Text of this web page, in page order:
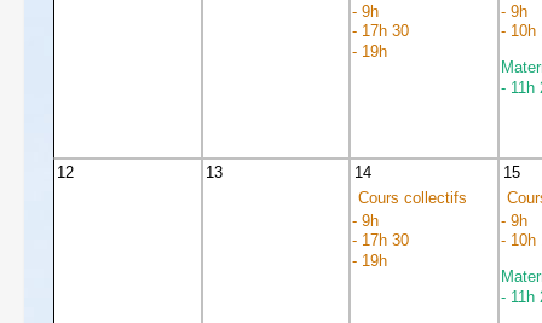
- 9h
- 17h 30
- 19h
- 9h
- 10h
- 11h
12 13
14
Cours collectifs
- 9h
- 17h 30
- 19h
15
- 9h
- 10h
- 11h